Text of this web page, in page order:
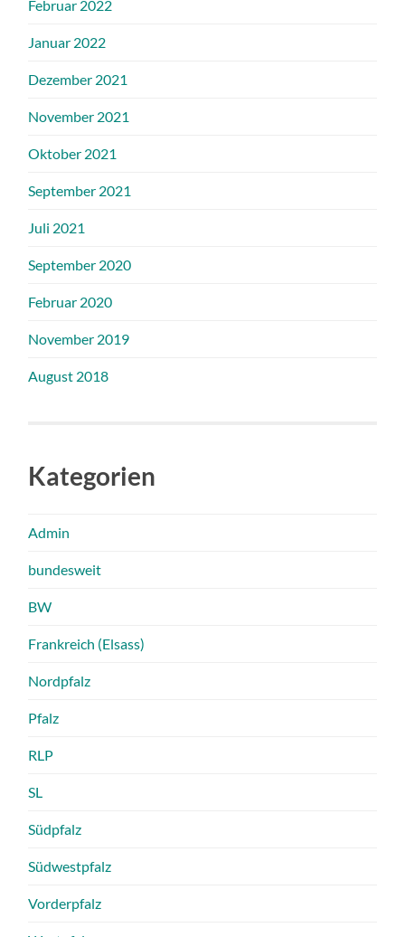
Februar 2022
Januar 2022
Dezember 2021
November 2021
Oktober 2021
September 2021
Juli 2021
September 2020
Februar 2020
November 2019
August 2018
Kategorien
Admin
bundesweit
BW
Frankreich (Elsass)
Nordpfalz
Pfalz
RLP
SL
Südpfalz
Südwestpfalz
Vorderpfalz